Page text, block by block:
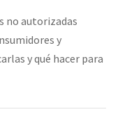
no autorizadas
y
y qué hacer para